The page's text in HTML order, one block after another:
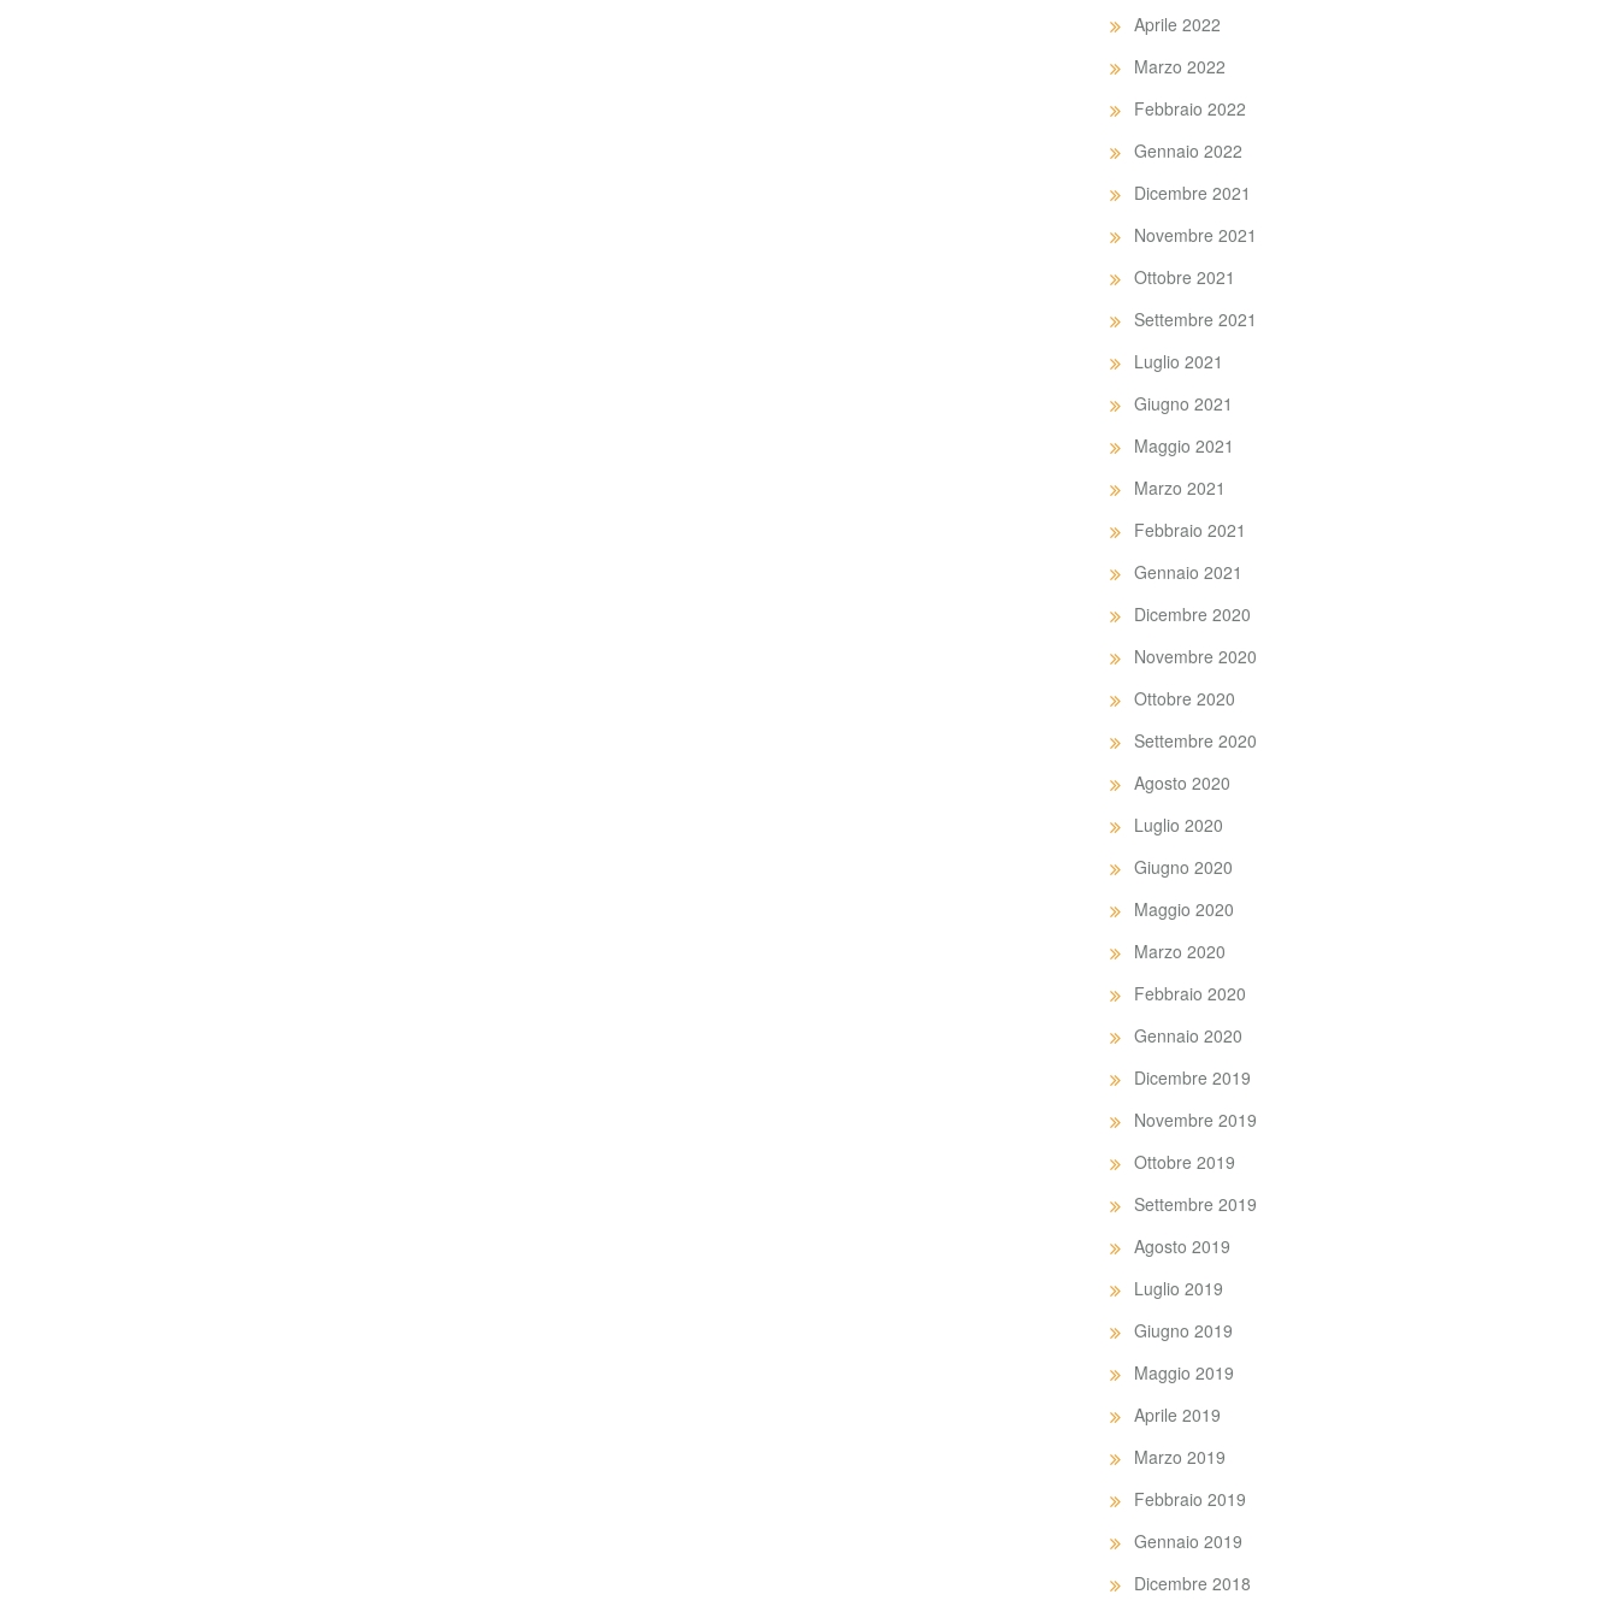
Aprile 2022
Marzo 2022
Febbraio 2022
Gennaio 2022
Dicembre 2021
Novembre 2021
Ottobre 2021
Settembre 2021
Luglio 2021
Giugno 2021
Maggio 2021
Marzo 2021
Febbraio 2021
Gennaio 2021
Dicembre 2020
Novembre 2020
Ottobre 2020
Settembre 2020
Agosto 2020
Luglio 2020
Giugno 2020
Maggio 2020
Marzo 2020
Febbraio 2020
Gennaio 2020
Dicembre 2019
Novembre 2019
Ottobre 2019
Settembre 2019
Agosto 2019
Luglio 2019
Giugno 2019
Maggio 2019
Aprile 2019
Marzo 2019
Febbraio 2019
Gennaio 2019
Dicembre 2018